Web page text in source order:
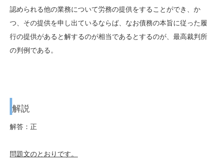
認められる他の業務について労務の提供をすることができ、か
つ、その提供を申し出ているならば、なお債務の本旨に従った履
行の提供があると解するのが相当であるとするのが、最高裁判所
の判例である。
解説
解答：正
問題文のとおりです。